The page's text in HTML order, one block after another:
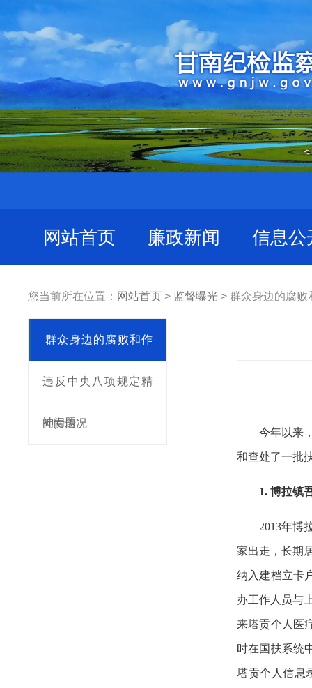
网站首页 廉政新闻 信息公
您当前所在位置： 网站首页 > 监督曝光 > 群众身边的腐败
群众身边的腐败和作
风问题
违反中央八项规定精
神问题
问责情况
今年以来
和查处了一批
1. 博拉镇
2013年博
家出走，长期
纳入建档立卡
办工作人员与
来塔贡个人医
时在国扶系统
塔贡个人信息